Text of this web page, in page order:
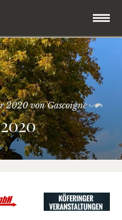
2020vonGascoigne